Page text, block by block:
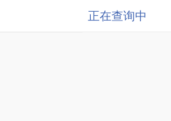
正在查询中